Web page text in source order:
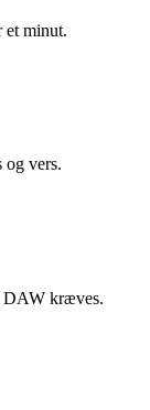
et minut.
og vers.
kræves.